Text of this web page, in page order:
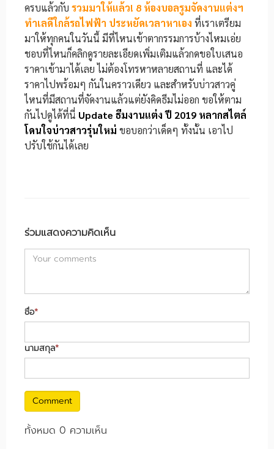
ครบแล้วกับ รวมมาให้แล้ว! 8 ห้องบอลรูมจัดงานแต่งฯ
ทำเลดีใกล้รถไฟฟ้า ประหยัดเวลาหาเอง ที่เราเตรียม
มาให้ทุกคนในวันนี้ มีที่ไหนเข้าตากรรมการบ้างไหมเอ่ย
ชอบที่ไหนก็คลิกดูรายละเอียดเพิ่มเติมแล้วกดขอใบเสนอ
ราคาเข้ามาได้เลย ไม่ต้องโทรหาหลายสถานที่ และได้
ราคาไปพร้อมๆ กันในคราวเดียว และสำหรับบ่าวสาวคู่
ไหนที่มีสถานที่จัดงานแล้วแต่ยังคิดธีมไม่ออก ขอให้ตาม
กันไปดูได้ที่นี่ Update ธีมงานแต่ง ปี 2019 หลากสไตล์
โดนใจบ่าวสาวรุ่นใหม่ ขอบอกว่าเด็ดๆ ทั้งนั้น เอาไป
ปรับใช้กันได้เลย
ร่วมแสดงความคิดเห็น
ชื่อ*
นามสกุล*
Comment
ทั้งหมด 0 ความเห็น